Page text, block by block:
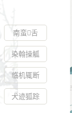
何必动辄加
杨溥赞同杨士
明宣宗命皇
、夏原吉，
罪于赵王，
士奇，并问
？”他回答道：
南蛮𫜤舌
染翰操觚
临机辄断
犬迹狐踪